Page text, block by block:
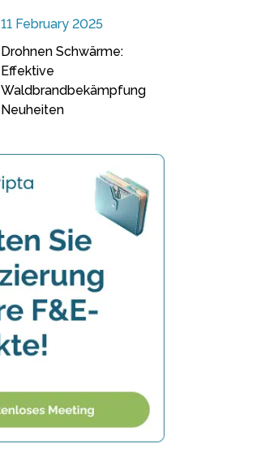
11 February 2025
Drohnen Schwärme:
Effektive
Waldbrandbekämpfung
Neuheiten